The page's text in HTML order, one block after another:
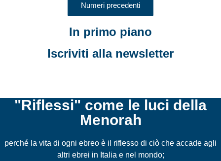
Numeri precedenti
In primo piano
Iscriviti alla newsletter
"Riflessi" come le luci della
Menorah
perché la vita di ogni ebreo è il riflesso di ciò che accade agli
altri ebrei in Italia e nel mondo;